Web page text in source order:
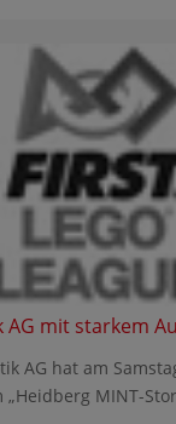
AG mit starkem
AG hat am
„Heidberg MINT-